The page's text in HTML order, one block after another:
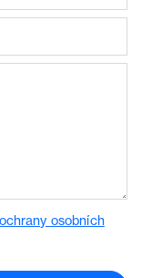
osobních